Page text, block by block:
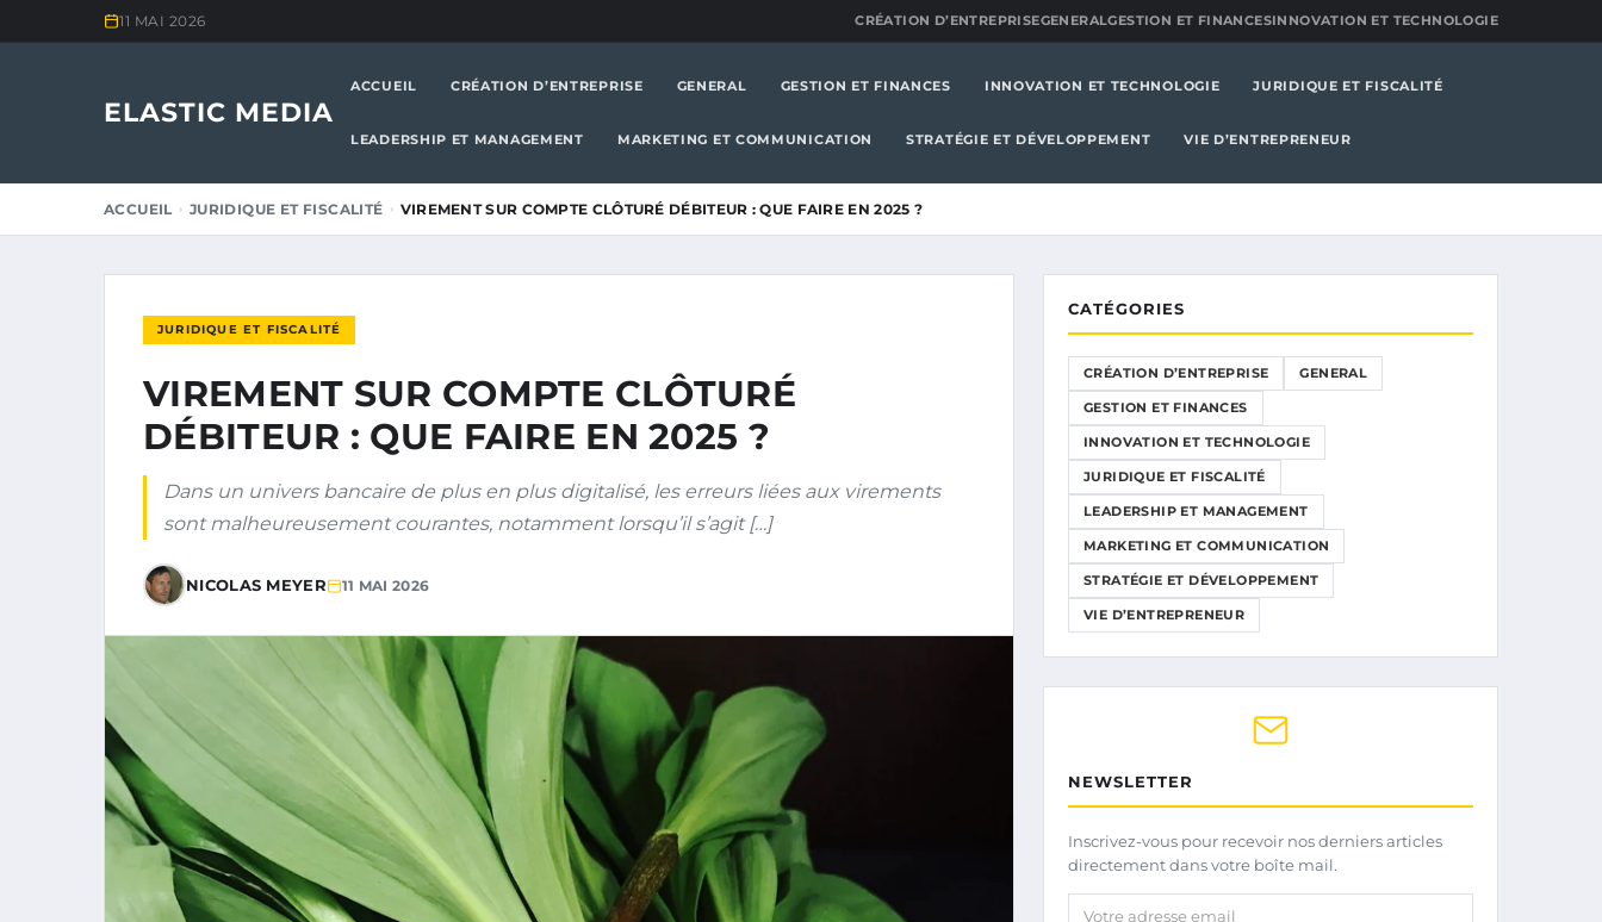
11 MAI 2026 CRÉATION D’ENTREPRISEGENERALGESTION ET FINANCESINNOVATION ET TECHNOLOGIE
ELASTIC MEDIA
ACCUEIL CRÉATION D’ENTREPRISE GENERAL GESTION ET FINANCES INNOVATION ET TECHNOLOGIE JURIDIQUE ET FISCALITÉ
LEADERSHIP ET MANAGEMENT MARKETING ET COMMUNICATION STRATÉGIE ET DÉVELOPPEMENT VIE D’ENTREPRENEUR
ACCUEIL JURIDIQUE ET FISCALITÉ VIREMENT SUR COMPTE CLÔTURÉ DÉBITEUR : QUE FAIRE EN 2025 ?
JURIDIQUE ET FISCALITÉ
VIREMENT SUR COMPTE CLÔTURÉ
DÉBITEUR : QUE FAIRE EN 2025 ?
Dans un univers bancaire de plus en plus digitalisé, les erreurs liées aux virements
sont malheureusement courantes, notamment lorsqu’il s’agit […]
NICOLAS MEYER 11 MAI 2026
CATÉGORIES
CRÉATION D’ENTREPRISE GENERAL
GESTION ET FINANCES
INNOVATION ET TECHNOLOGIE
JURIDIQUE ET FISCALITÉ
LEADERSHIP ET MANAGEMENT
MARKETING ET COMMUNICATION
STRATÉGIE ET DÉVELOPPEMENT
VIE D’ENTREPRENEUR
NEWSLETTER
Inscrivez-vous pour recevoir nos derniers articles
directement dans votre boîte mail.
Votre adresse email